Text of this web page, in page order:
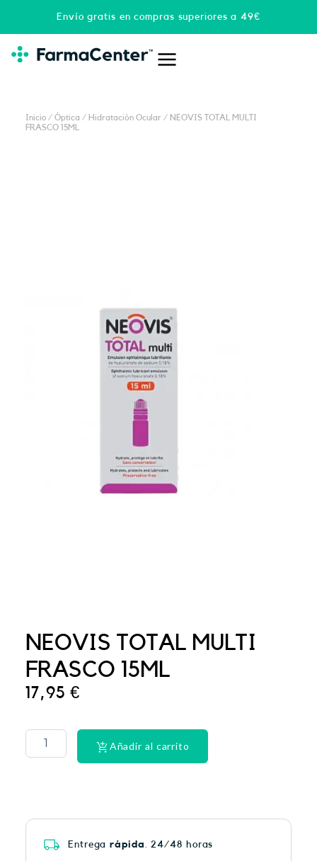
Envío gratis en compras superiores a 49€
Inicio / Óptica / Hidratación Ocular / NEOVIS TOTAL MULTI
FRASCO 15ML
NEOVIS TOTAL MULTI
FRASCO 15ML
17,95€
DENTAL
LACER
EX-
Añadir al carrito
Entregarápida . 24/48 horas